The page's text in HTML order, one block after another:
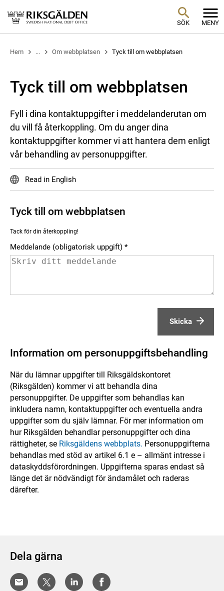
SÖK MENY
Hem ... Om webbplatsen Tyck till om webbplatsen
Tyck till om webbplatsen
Fyll i dina kontaktuppgifter i meddelanderutan om
du vill få återkoppling. Om du anger dina
kontaktuppgifter kommer vi att hantera dem enligt
vår behandling av personuppgifter.
Read in English
Tyck till om webbplatsen
Tack för din återkoppling!
Meddelande (obligatorisk uppgift)
Skicka
Information om personuppgiftsbehandling
När du lämnar uppgifter till Riksgäldskontoret
(Riksgälden) kommer vi att behandla dina
personuppgifter. De uppgifter som behandlas kan
inkludera namn, kontaktuppgifter och eventuella andra
uppgifter som du själv lämnar. För mer information om
hur Riksgälden behandlar personuppgifter och dina
rättigheter, se Riksgäldens webbplats. Personuppgifterna
behandlas med stöd av artikel 6.1 e – allmänt intresse i
dataskyddsförordningen. Uppgifterna sparas endast så
länge det är nödvändigt för ändamålet och raderas
därefter.
Dela gärna